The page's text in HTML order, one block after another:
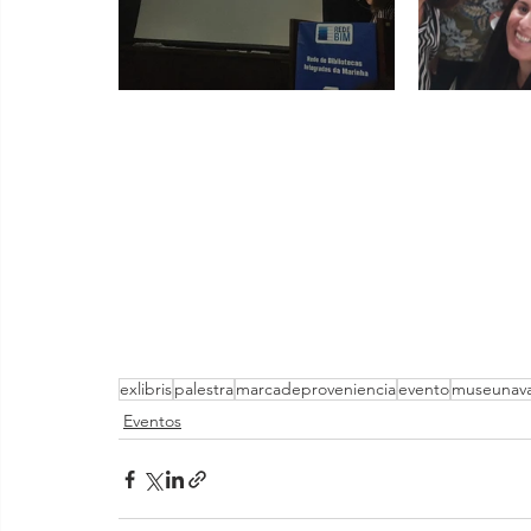
exlibrispalestramarcadeprovenienciaevento
Eventos